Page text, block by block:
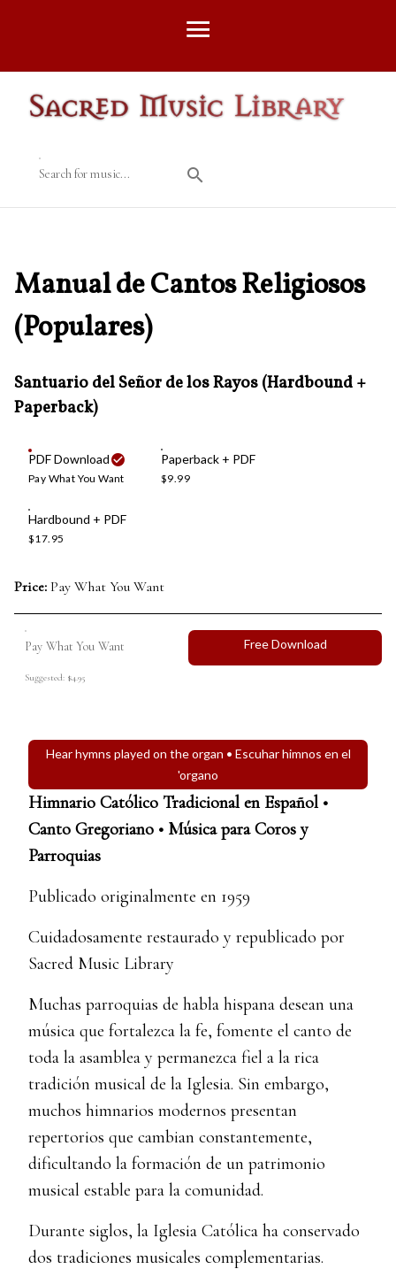
Search for music...
Manual de Cantos Religiosos
(Populares)
Santuario del Señor de los Rayos (Hardbound +
Paperback)
PDF Download
Pay What You Want
Paperback + PDF
$9.99
Hardbound + PDF
$17.95
Price: Pay What You Want
Pay What You Want
Suggested: $4.95
Free Download
Hear hymns played on the organ • Escuhar himnos en el
'organo
Himnario Católico Tradicional en Español •
Canto Gregoriano • Música para Coros y
Parroquias
Publicado originalmente en 1959
Cuidadosamente restaurado y republicado por
Sacred Music Library
Muchas parroquias de habla hispana desean una
música que fortalezca la fe, fomente el canto de
toda la asamblea y permanezca fiel a la rica
tradición musical de la Iglesia. Sin embargo,
muchos himnarios modernos presentan
repertorios que cambian constantemente,
dificultando la formación de un patrimonio
musical estable para la comunidad.
Durante siglos, la Iglesia Católica ha conservado
dos tradiciones musicales complementarias.